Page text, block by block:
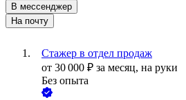
В мессенджер
На почту
Стажер в отдел продаж
от 30 000 ₽ за месяц, на руки
Без опыта